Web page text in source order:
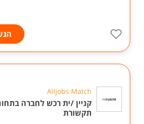
Alljobs Match
קניין /ית רכש לחברה
תקשורת